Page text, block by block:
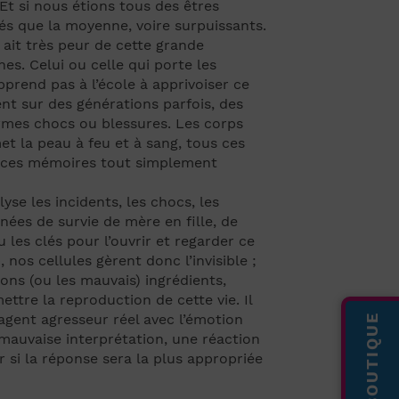
si nous étions tous des êtres
que la moyenne, voire surpuissants.
très peur de cette grande
Celui ou celle qui porte les
pas à l’école à apprivoiser ce
sur des générations parfois, des
chocs ou blessures. Les corps
la peau à feu et à sang, tous ces
mémoires tout simplement
les incidents, les chocs, les
de survie de mère en fille, de
clés pour l’ouvrir et regarder ce
nos cellules gèrent donc l’invisible ;
(ou les mauvais) ingrédients,
la reproduction de cette vie. Il
agresseur réel avec l’émotion
interprétation, une réaction
si la réponse sera la plus appropriée